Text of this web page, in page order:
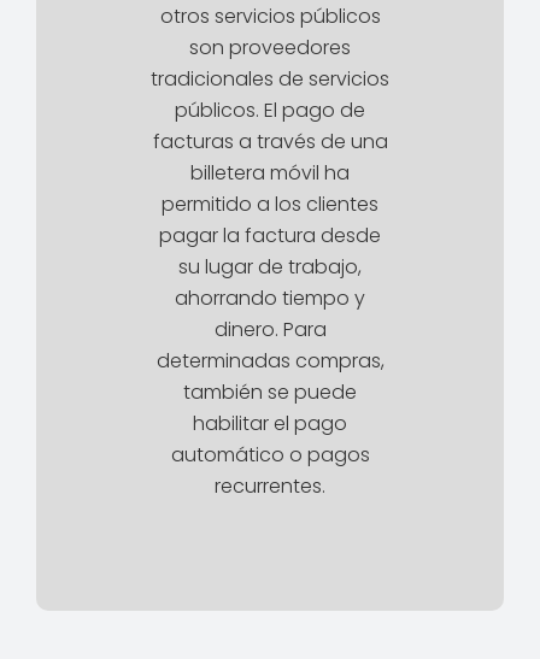
otros servicios públicos
son proveedores
tradicionales de servicios
públicos. El pago de
facturas a través de una
billetera móvil ha
permitido a los clientes
pagar la factura desde
su lugar de trabajo,
ahorrando tiempo y
dinero. Para
determinadas compras,
también se puede
habilitar el pago
automático o pagos
recurrentes.